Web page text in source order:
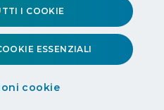
cookie
ESSENZIALI
I COOKIE